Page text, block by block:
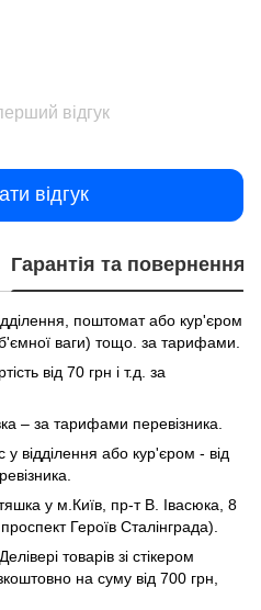
відгук
відгук
Гарантія та повернення
поштомат або кур'єром
ваги) тощо. за тарифами.
від 70 грн і т.д. за
– за тарифами перевізника.
відділення або кур'єром - від
у м.Київ, пр-т В. Івасюка, 8
Героїв Сталінграда).
товарів зі стікером
на суму від 700 грн,